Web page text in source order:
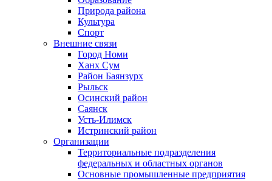
Природа района
Культура
Спорт
Внешние связи
Город Номи
Ханх Сум
Район Баянзурх
Рыльск
Осинский район
Саянск
Усть-Илимск
Истринский район
Организации
Территориальные подразделения
федеральных и областных органов
Основные промышленные предприятия